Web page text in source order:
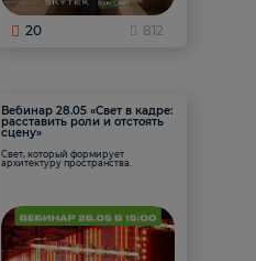
20 812
Вебинар 28.05 «Свет в кадре:
расставить роли и отстоять
сцену»
Свет, который формирует
архитектуру пространства.